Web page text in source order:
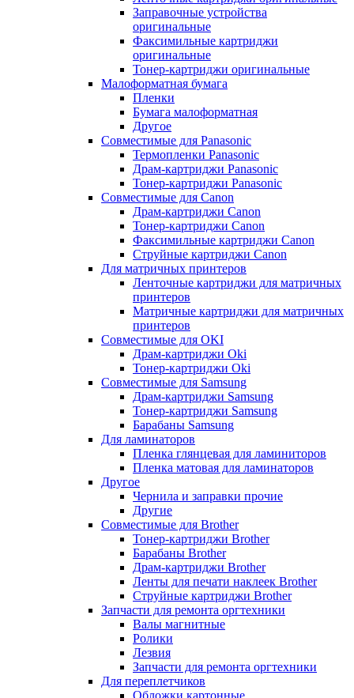
Заправочные устройства
оригинальные
Факсимильные картриджи
оригинальные
Тонер-картриджи оригинальные
Малоформатная бумага
Пленки
Бумага малоформатная
Другое
Совместимые для Panasonic
Термопленки Panasonic
Драм-картриджи Panasonic
Тонер-картриджи Panasonic
Совместимые для Canon
Драм-картриджи Canon
Тонер-картриджи Canon
Факсимильные картриджи Canon
Струйные картриджи Canon
Для матричных принтеров
Ленточные картриджи для матричных
принтеров
Матричные картриджи для матричных
принтеров
Совместимые для OKI
Драм-картриджи Oki
Тонер-картриджи Oki
Совместимые для Samsung
Драм-картриджи Samsung
Тонер-картриджи Samsung
Барабаны Samsung
Для ламинаторов
Пленка глянцевая для ламиниторов
Пленка матовая для ламинаторов
Другое
Чернила и заправки прочие
Другие
Совместимые для Brother
Тонер-картриджи Brother
Барабаны Brother
Драм-картриджи Brother
Ленты для печати наклеек Brother
Струйные картриджи Brother
Запчасти для ремонта оргтехники
Валы магнитные
Ролики
Лезвия
Запчасти для ремонта оргтехники
Для переплетчиков
Обложки картонные